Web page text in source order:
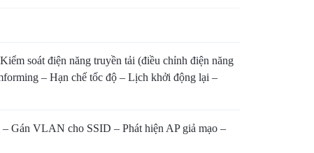
soát điện năng truyền tải (điều chỉnh điện năng
– Hạn chế tốc độ – Lịch khởi động lại –
Gán VLAN cho SSID – Phát hiện AP giả mạo –